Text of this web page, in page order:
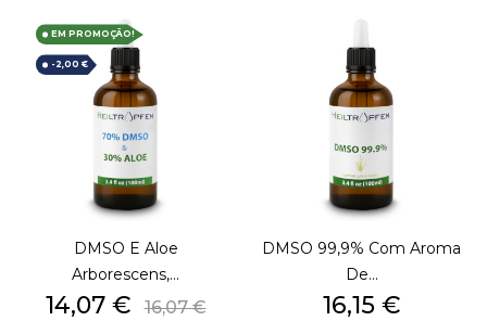
DMSO E Aloe
Arborescens,...
Preço
14,07 € Preço
16,07 €
EM PROMOÇÃO!
-2,00 €
DMSO 99,9% Com Aroma
De...
Preço
16,15 €